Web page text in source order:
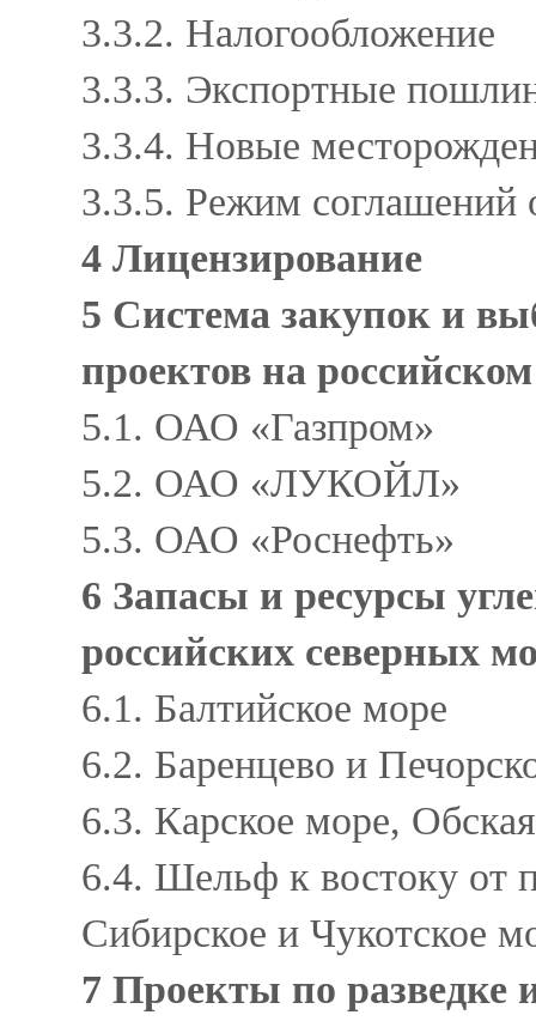
3.3.2. Налогообложение
3.3.3. Экспортные
3.3.4. Новые
3.3.5. Режим соглашений
4 Лицензирование
5 Система закупок и
проектов на
5.1. ОАО «Газпром»
5.2. ОАО «ЛУКОЙЛ»
5.3. ОАО «Роснефть»
6 Запасы и ресурсы
российских северных
6.1. Балтийское море
6.2. Баренцево и
6.3. Карское море,
6.4. Шельф к востоку от
Сибирское и Чукотское
7 Проекты по разведке